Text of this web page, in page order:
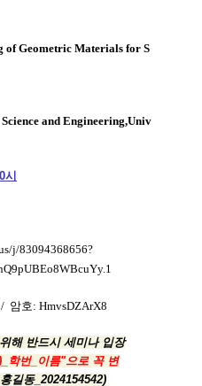
of Geometric Materials for S
Science and Engineering,Univ
j/83094368656?
암호: HmvsDZArX8
해 반드시 세미나 입장
학번_이름"으로 꼭 변
길동_2024154542)